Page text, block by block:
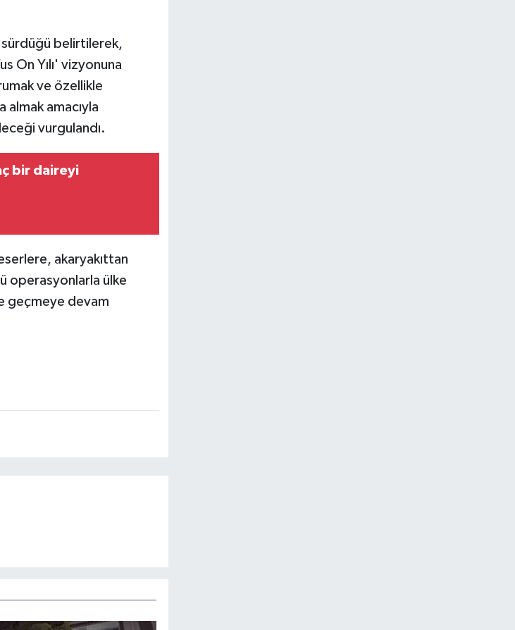
sürdüğü belirtilerek,
On Yılı' vizyonuna
ve özellikle
almak amacıyla
vurgulandı.
bir daireyi
akaryakıttan
operasyonlarla ülke
geçmeye devam